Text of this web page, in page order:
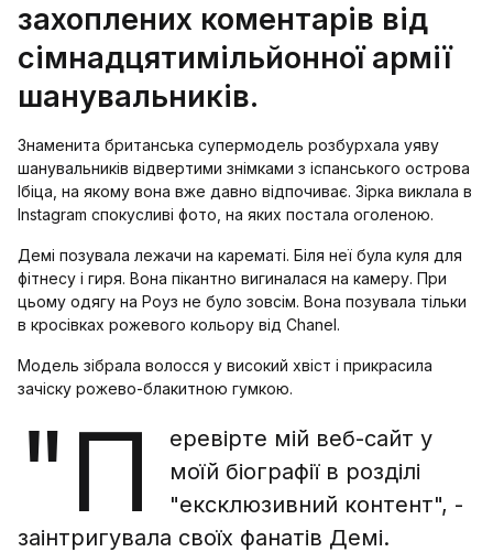
захоплених коментарів від
сімнадцятимільйонної армії
шанувальників.
Знаменита британська супермодель розбурхала уяву
шанувальників відвертими знімками з іспанського острова
Ібіца, на якому вона вже давно відпочиває. Зірка виклала в
Instagram спокусливі фото, на яких постала оголеною.
Демі позувала лежачи на карематі. Біля неї була куля для
фітнесу і гиря. Вона пікантно вигиналася на камеру. При
цьому одягу на Роуз не було зовсім. Вона позувала тільки
в кросівках рожевого кольору від Chanel.
Модель зібрала волосся у високий хвіст і прикрасила
зачіску рожево-блакитною гумкою.
"П
еревірте мій веб-сайт у
моїй біографії в розділі
"ексклюзивний контент", -
заінтригувала своїх фанатів Демі.